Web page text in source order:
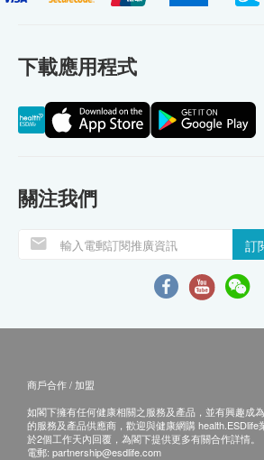
下載應用程式
關注我們
訂
商戶合作 / 加盟
如閣下擁有任何健康相關之服務及產品，並有興趣成
的服務及產品供應商，歡迎與健康網購
於2個工作天內回覆，為閣下提供更多有關合作詳情。
電郵: partnership@esdlife.com